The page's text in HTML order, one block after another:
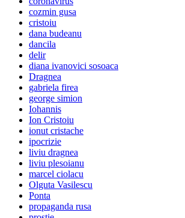
cozmin gusa
cristoiu
dana budeanu
dancila
delir
diana ivanovici sosoaca
Dragnea
gabriela firea
george simion
Iohannis
Ion Cristoiu
ionut cristache
ipocrizie
liviu dragnea
liviu plesoianu
marcel ciolacu
Olguta Vasilescu
Ponta
propaganda rusa